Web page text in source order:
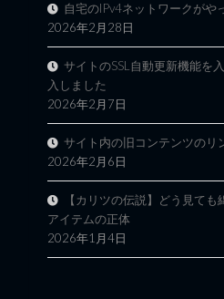
自宅のIPv4ネットワークがや
2026年2月28日
サイトのSSL自動更新機能を
入しました
2026年2月7日
サイト内の旧コンテンツのリ
2026年2月6日
【カリツの伝説】どう見て
アイテムの正体
2026年1月4日